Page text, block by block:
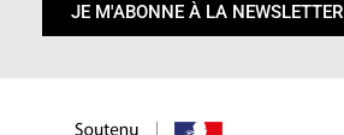
JE M'ABONNE À LA NEWSLETTER